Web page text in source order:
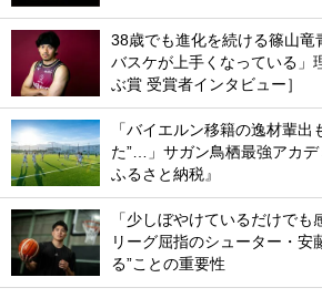
38歳でも進化を続ける篠山竜
バスケが上手くなっている」
ぶ賞 受賞者インタビュー］
「バイエルン移籍の逸材輩出
た”…」サガン鳥栖最強アカ
ふるさと納税』
「少しぼやけているだけで
リーグ屈指のシューター・安
る”ことの重要性